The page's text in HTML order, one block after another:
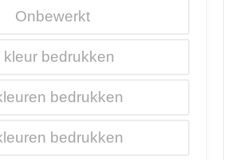
Onbewerkt